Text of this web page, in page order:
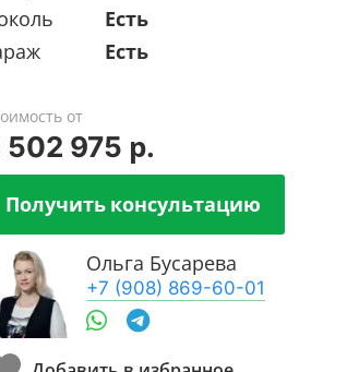
Есть
Есть
от
502 975 р.
Получить консультацию
Ольга Бусарева
+7 (908) 869-60-01